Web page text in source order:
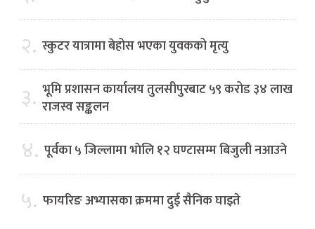
२. स्कुटर यात्रामा बेहोस भएका युवकको मृत्यु
३. भूमि प्रशासन कार्यालय तुलसीपुरबाट ५९ करोड ३४ लाख
राजस्व सङ्कलन
४. पूर्वका ५ जिल्लामा भाेलि १२ घण्टासम्म बिजुली नआउने
५. फायरिङ अभ्यासका क्रममा दुई सैनिक घाइते